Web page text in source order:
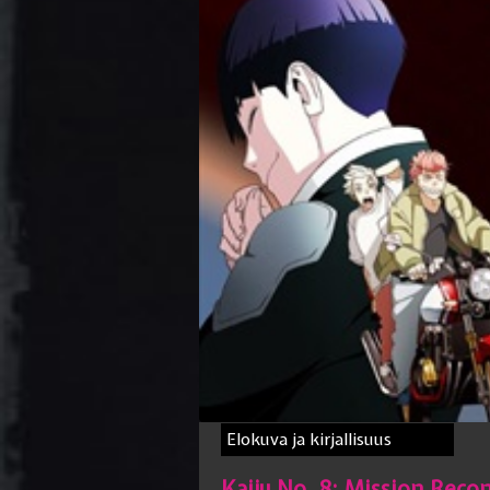
Elokuva ja kirjallisuus